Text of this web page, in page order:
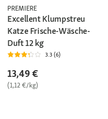
PREMIERE
Excellent Klumpstreu
Katze Frische-Wäsche-
Duft 12 kg
3.3 (6)
13,49 €
(1,12 €/kg)